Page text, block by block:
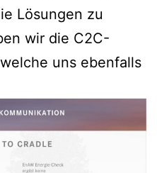
Lösungen zu
wir die C2C-
uns ebenfalls